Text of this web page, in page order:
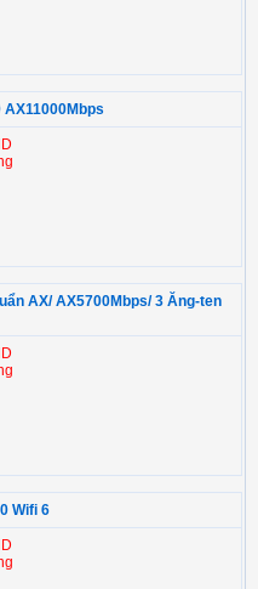
AX11000Mbps
AX/ AX5700Mbps/ 3 Ăng-ten
Wifi 6